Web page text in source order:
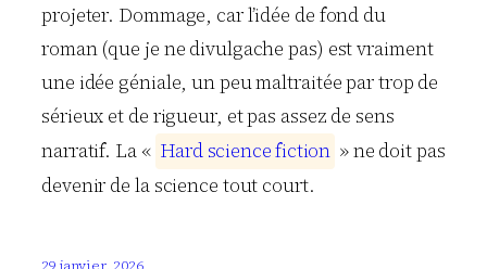
projeter. Dommage, car l’idée de fond du
roman (que je ne divulgache pas) est vraiment
une idée géniale, un peu maltraitée par trop de
sérieux et de rigueur, et pas assez de sens
narratif. La « Hard sciencefiction » ne doit pas
devenir de la science tout court.
29 janvier, 2026